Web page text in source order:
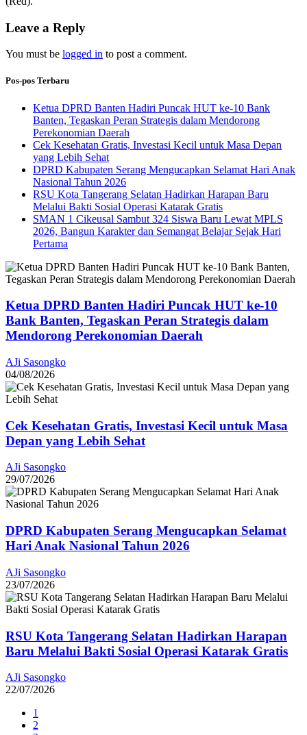
Leave a Reply
You must be logged in to post a comment.
Pos-pos Terbaru
Ketua DPRD Banten Hadiri Puncak HUT ke-10 Bank
Banten, Tegaskan Peran Strategis dalam Mendorong
Perekonomian Daerah
Cek Kesehatan Gratis, Investasi Kecil untuk Masa Depan
yang Lebih Sehat
DPRD Kabupaten Serang Mengucapkan Selamat Hari Anak
Nasional Tahun 2026
RSU Kota Tangerang Selatan Hadirkan Harapan Baru
Melalui Bakti Sosial Operasi Katarak Gratis
SMAN 1 Cikeusal Sambut 324 Siswa Baru Lewat MPLS
2026, Bangun Karakter dan Semangat Belajar Sejak Hari
Pertama
Ketua DPRD Banten Hadiri Puncak HUT ke-10
Bank Banten, Tegaskan Peran Strategis dalam
Mendorong Perekonomian Daerah
AJi Sasongko
04/08/2026
Cek Kesehatan Gratis, Investasi Kecil untuk Masa
Depan yang Lebih Sehat
AJi Sasongko
29/07/2026
DPRD Kabupaten Serang Mengucapkan Selamat
Hari Anak Nasional Tahun 2026
AJi Sasongko
23/07/2026
RSU Kota Tangerang Selatan Hadirkan Harapan
Baru Melalui Bakti Sosial Operasi Katarak Gratis
AJi Sasongko
22/07/2026
1
2